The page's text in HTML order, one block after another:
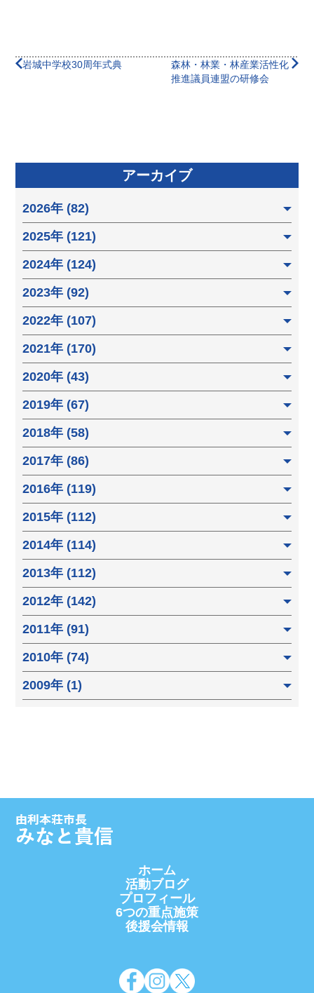
岩城中学校30周年式典
森林・林業・林産業活性化
推進議員連盟の研修会
アーカイブ
2026年 (82)
2025年 (121)
2024年 (124)
2023年 (92)
2022年 (107)
2021年 (170)
2020年 (43)
2019年 (67)
2018年 (58)
2017年 (86)
2016年 (119)
2015年 (112)
2014年 (114)
2013年 (112)
2012年 (142)
2011年 (91)
2010年 (74)
2009年 (1)
ホーム
活動ブログ
プロフィール
6つの重点施策
後援会情報